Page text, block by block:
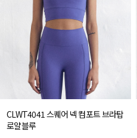
CLWT4041 스퀘어 넥 컴포트 브라탑
로얄블루